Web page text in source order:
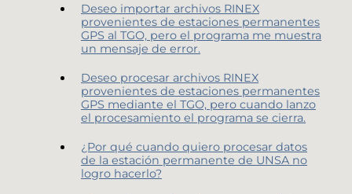
Deseo importar archivos RINEX
provenientes de estaciones permanentes
GPS al TGO, pero el programa me muestra
un mensaje de error.
Deseo procesar archivos RINEX
provenientes de estaciones permanentes
GPS mediante el TGO, pero cuando lanzo
el procesamiento el programa se cierra.
¿Por qué cuando quiero procesar datos
de la estación permanente de UNSA no
logro hacerlo?